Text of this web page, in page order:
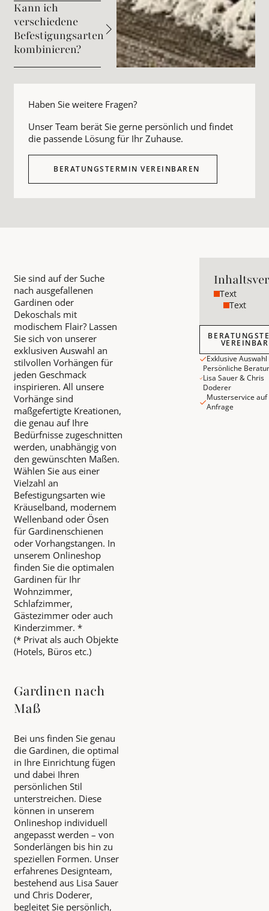
Kann ich
verschiedene
Befestigungsarten
kombinieren?
Haben Sie weitere Fragen?
Unser Team berät Sie gerne persönlich und findet
die passende Lösung für Ihr Zuhause.
BERATUNGSTERMIN VEREINBAREN
Sie sind auf der Suche
nach ausgefallenen
Gardinen oder
Dekoschals mit
modischem Flair? Lassen
Sie sich von unserer
exklusiven Auswahl an
stilvollen Vorhängen für
jeden Geschmack
inspirieren. All unsere
Vorhänge sind
maßgefertigte Kreationen,
die genau auf Ihre
Bedürfnisse zugeschnitten
werden, unabhängig von
den gewünschten Maßen.
Wählen Sie aus einer
Vielzahl an
Befestigungsarten wie
Kräuselband, modernem
Wellenband oder Ösen
für Gardinenschienen
oder Vorhangstangen. In
unserem Onlineshop
finden Sie die optimalen
Gardinen für Ihr
Wohnzimmer,
Schlafzimmer,
Gästezimmer oder auch
Kinderzimmer. *
(* Privat als auch Objekte
(Hotels, Büros etc.)
Gardinen nach
Maß
Bei uns finden Sie genau
die Gardinen, die optimal
in Ihre Einrichtung fügen
und dabei Ihren
persönlichen Stil
unterstreichen. Diese
können in unserem
Onlineshop individuell
angepasst werden – von
Sonderlängen bis hin zu
speziellen Formen. Unser
erfahrenes Designteam,
bestehend aus Lisa Sauer
und Chris Doderer,
begleitet Sie persönlich,
Text
Text
Exklusive Auswahl
Persönliche
Lisa Sauer & Chris
Doderer
Musterservice auf
Anfrage